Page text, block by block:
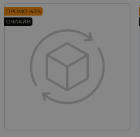
ПРОМО -43%
ОНЛАЙН